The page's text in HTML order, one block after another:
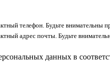
телефон. Будьте внимательны
адрес почты. Будьте
данных в